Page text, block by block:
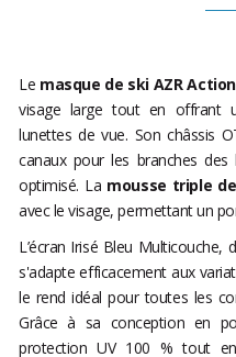
Le masque de ski AZR
visage large tout en offrant
lunettes de vue. Son châssis
canaux pour les branches
optimisé. La mousse triple
avec le visage, permettant un
L’écran Irisé Bleu Multicouche,
s'adapte efficacement aux
le rend idéal pour toutes les
Grâce à sa conception en
protection UV 100 % tout